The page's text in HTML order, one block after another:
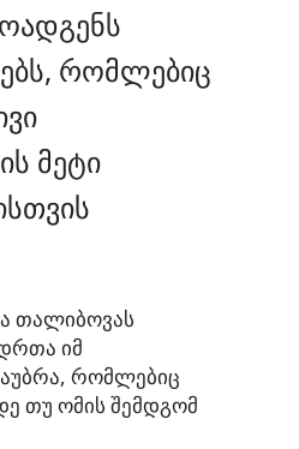
რომლებიც
მეტი
თალიბოვას
იმ
რომლებიც
თუ ომის შემდგომ